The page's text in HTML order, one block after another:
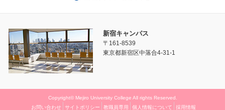
新宿キャンパス
〒161-8539
東京都新宿区中落合4-31-1
Copyright© Mejiro University College All rights Reserved.
お問い合わせ
サイトポリシー 教職員専用 個人情報について 採用情報